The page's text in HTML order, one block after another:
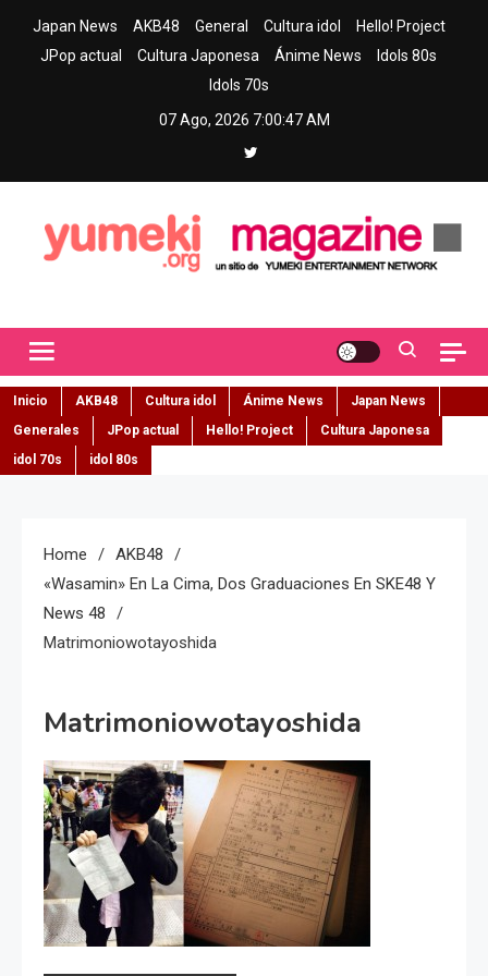
Japan News AKB48 General Cultura idol
Hello! Project
JPop actual
Cultura Japonesa Ánime News
Idols 80s
Idols 70s
07 Ago, 2026 7:00:48 AM
Inicio AKB48 Cultura idol Ánime News
Japan News
Generales
JPop actual Hello! Project
Cultura Japonesa
idol 70s
idol 80s
Home
AKB48
«Wasamin» En La Cima, Dos Graduaciones En SKE48 Y
News 48
Matrimoniowotayoshida
Matrimoniowotayoshida